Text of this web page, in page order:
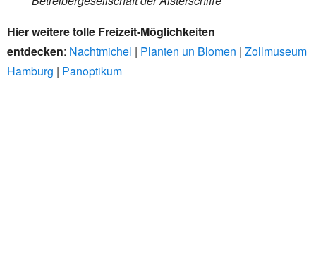
Hier weitere tolle Freizeit-Möglichkeiten
entdecken: Nachtmichel | Planten un Blomen | Zollmuseum
Hamburg | Panoptikum